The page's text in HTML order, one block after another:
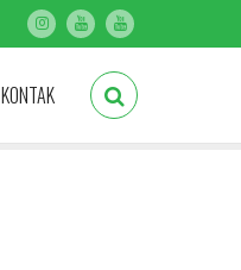
KONTAK